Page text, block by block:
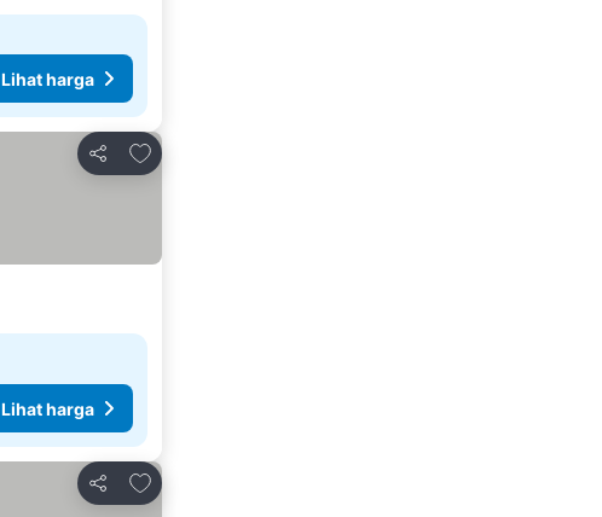
Lihat harga
Kongsi
Tambah ke favorit
Lihat harga
Kongsi
Tambah ke favorit